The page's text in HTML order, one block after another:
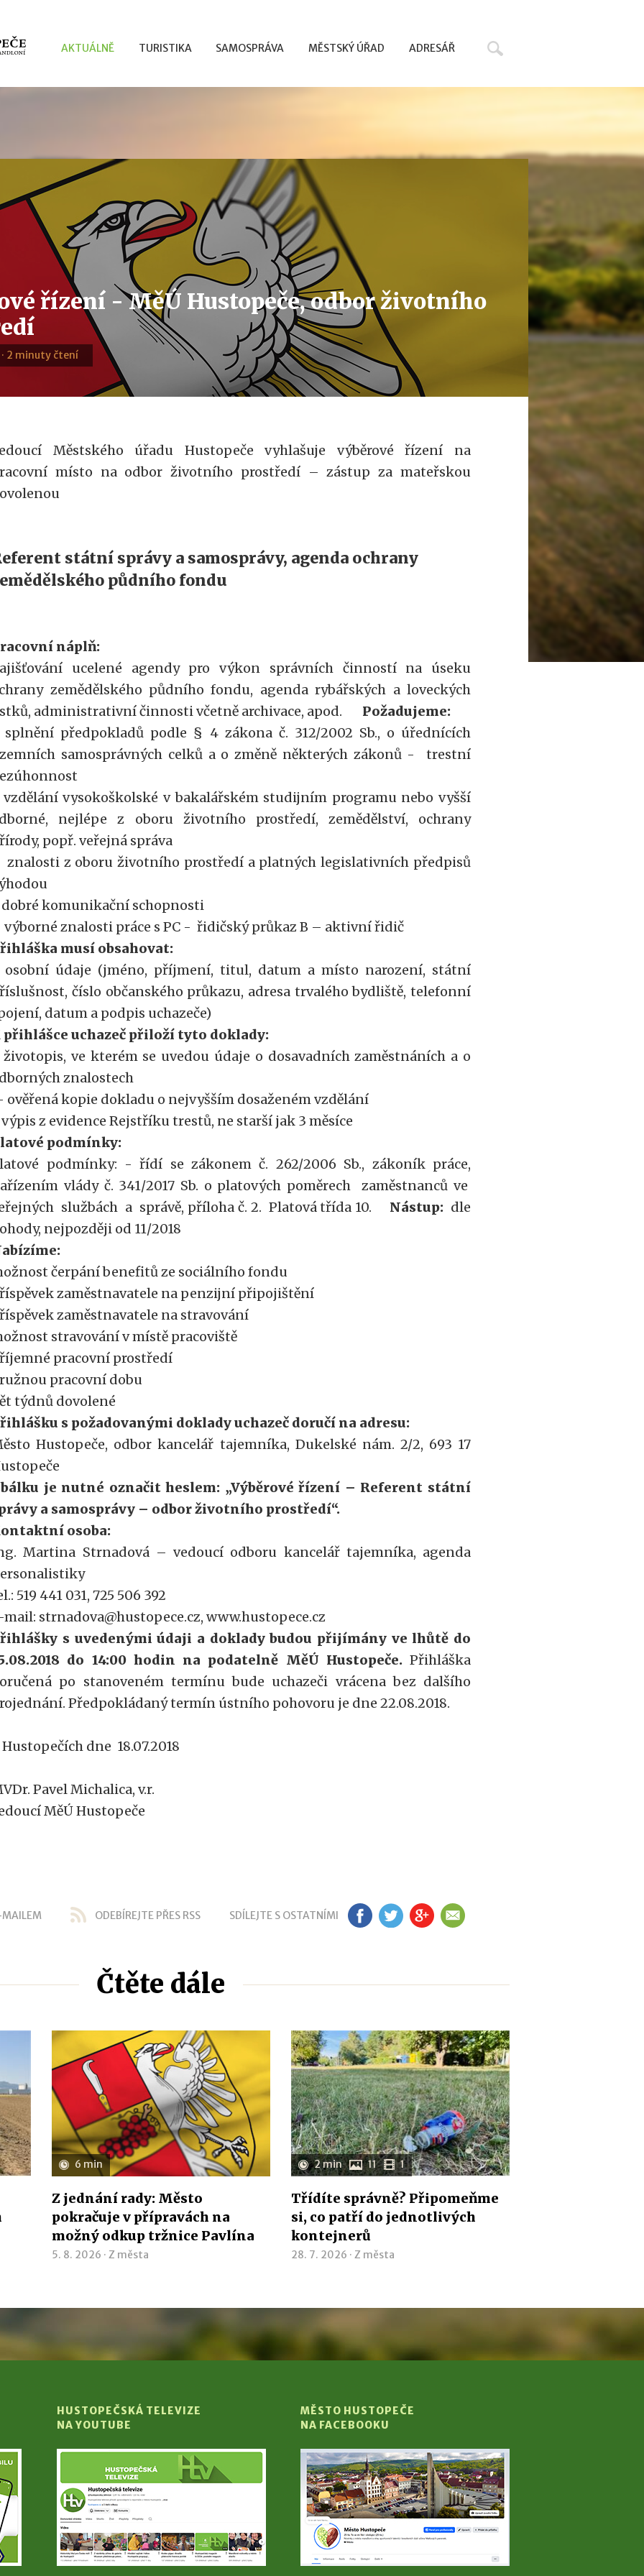
AKTUÁLNĚ TURISTIKA SAMOSPRÁVA MĚSTSKÝ ÚŘAD ADRESÁŘ
řízení - MěÚ Hustopeče, odbor životního
· 2 minuty čtení
Městského úřadu Hustopeče vyhlašuje výběrové řízení na
místo na odbor životního prostředí – zástup za mateřskou
státní správy a samosprávy, agenda ochrany
půdního fondu
náplň:
ucelené agendy pro výkon správních činností na úseku
zemědělského půdního fondu, agenda rybářských a loveckých
administrativní činnosti včetně archivace, apod. Požadujeme:
předpokladů podle § 4 zákona č. 312/2002 Sb., o úřednících
samosprávných celků a o změně některých zákonů - trestní
vysokoškolské v bakalářském studijním programu nebo vyšší
nejlépe z oboru životního prostředí, zemědělství, ochrany
popř. veřejná správa
z oboru životního prostředí a platných legislativních předpisů
komunikační schopnosti
znalosti práce s PC - řidičský průkaz B – aktivní řidič
musí obsahovat:
údaje (jméno, příjmení, titul, datum a místo narození, státní
číslo občanského průkazu, adresa trvalého bydliště, telefonní
datum a podpis uchazeče)
přihlášce uchazeč přiloží tyto doklady:
ve kterém se uvedou údaje o dosavadních zaměstnáních a o
znalostech
ověřená kopie dokladu o nejvyšším dosaženém vzdělání
z evidence Rejstříku trestů, ne starší jak 3 měsíce
podmínky:
podmínky: - řídí se zákonem č. 262/2006 Sb., zákoník práce,
vlády č. 341/2017 Sb. o platových poměrech zaměstnanců ve
službách a správě, příloha č. 2. Platová třída 10. Nástup: dle
nejpozději od 11/2018
čerpání benefitů ze sociálního fondu
zaměstnavatele na penzijní připojištění
zaměstnavatele na stravování
stravování v místě pracoviště
pracovní prostředí
pracovní dobu
týdnů dovolené
s požadovanými doklady uchazeč doručí na adresu:
Hustopeče, odbor kancelář tajemníka, Dukelské nám. 2/2, 693 17
je nutné označit heslem: „Výběrové řízení – Referent státní
a samosprávy – odbor životního prostředí“.
osoba:
Martina Strnadová – vedoucí odboru kancelář tajemníka, agenda
519 441 031, 725 506 392
mail: strnadova@hustopece.cz, www.hustopece.cz
s uvedenými údaji a doklady budou přijímány ve lhůtě do
do 14:00 hodin na podatelně MěÚ Hustopeče. Přihláška
po stanoveném termínu bude uchazeči vrácena bez dalšího
Předpokládaný termín ústního pohovoru je dne 22.08.2018.
Hustopečích dne 18.07.2018
Pavel Michalica, v.r.
MěÚ Hustopeče
ODEBÍREJTE PŘES RSS SDÍLEJTE S OSTATNÍMI FB TW GP EM
Čtěte dále
6 min
Z jednání rady: Město
pokračuje v přípravách na
možný odkup tržnice Pavlína
5. 8. 2026 ·Z města
2 min 11 1
Třídíte správně? Připomeňme
si, co patří do jednotlivých
kontejnerů
28. 7. 2026 ·Z města
HUSTOPEČSKÁ TELEVIZE
NA YOUTUBE
MĚSTO HUSTOPEČE
NA FACEBOOKU